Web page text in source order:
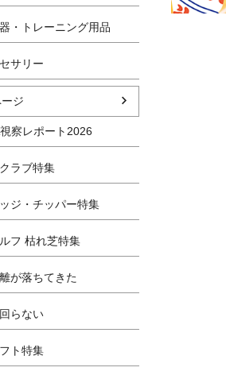
・トレーニング用品
サリー
ジ
察レポート2026
ラブ特集
ジ・チッパー特集
フ 枯れ芝特集
が落ちてきた
らない
ト特集